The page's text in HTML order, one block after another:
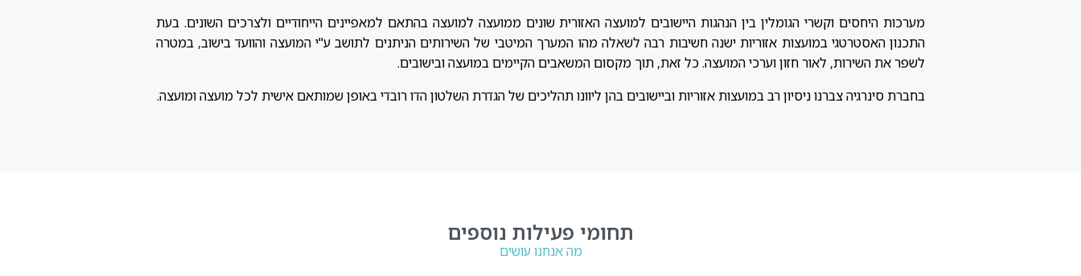
מערכות היחסים וקשרי הגומלין בין הנהגות היישובים למועצה האזורית שונים ממועצה למועצה בהתאם למאפיינים הייחודיים ולצרכים השונים. בעת
התכנון האסטרטגי במועצות אזוריות ישנה חשיבות רבה לשאלה מהו המערך המיטבי של השירותים הניתנים לתושב ע"י המועצה והוועד בישוב, במטרה
לשפר את השירות, לאור חזון וערכי המועצה. כל זאת, תוך מקסום המשאבים הקיימים במועצה ובישובים.
בחברת סינרגיה צברנו ניסיון רב במועצות אזוריות וביישובים בהן ליוונו תהליכים של הגדרת השלטון הדו רובדי באופן שמותאם אישית לכל מועצה ומועצה.
תחומי פעילות נוספים
מה אנחנו עושים